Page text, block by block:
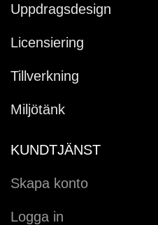
Uppdragsdesign
Licensiering
Tillverkning
Miljötänk
KUNDTJÄNST
Skapa konto
Logga in